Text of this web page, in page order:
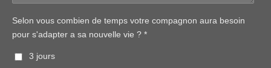
Selon vous combien de temps votre compagnon aura besoin
pour s'adapter a sa nouvelle vie ? *
3 jours